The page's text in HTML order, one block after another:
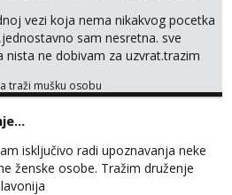
vezi koja nema nikakvog pocetka
sam nesretna. sve
nista ne dobivam za uzvrat.trazim
samo malo njeznosti i
po tijelu koji me jako
kad muskarac preuzme
. javi se :) Klikni na link ispod i nadji
cekam te!
traži mušku osobu
isključivo radi upoznavanja neke
ženske osobe. Tražim druženje